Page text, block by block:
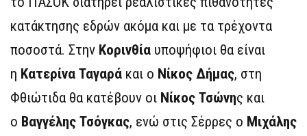
κατάκτησης εδρών ακόμα και με τα τρέχοντα
ποσοστά. Στην Κορινθία υποψήφιοι θα είναι
η Κατερίνα Ταγαρά και ο Νίκος Δήμας, στη
Φθιώτιδα θα κατέβουν οι Νίκος Τσώνης και
ο Βαγγέλης Τσόγκας, ενώ στις Σέρρες ο Μιχάλης